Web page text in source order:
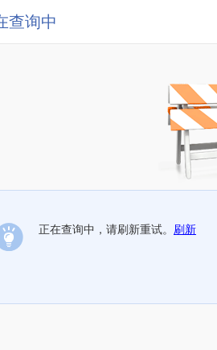
查询中
正在查询中，请刷新重试。 刷新